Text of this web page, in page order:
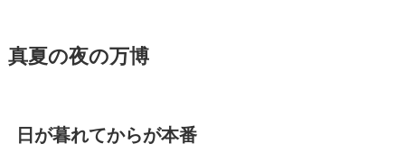
真夏の夜の万博
日が暮れてからが本番